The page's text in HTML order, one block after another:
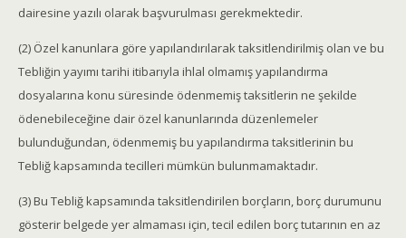
dairesine yazılı olarak başvurulması gerekmektedir.
(2) Özel kanunlara göre yapılandırılarak taksitlendirilmiş olan ve bu
Tebliğin yayımı tarihi itibarıyla ihlal olmamış yapılandırma
dosyalarına konu süresinde ödenmemiş taksitlerin ne şekilde
ödenebileceğine dair özel kanunlarında düzenlemeler
bulunduğundan, ödenmemiş bu yapılandırma taksitlerinin bu
Tebliğ kapsamında tecilleri mümkün bulunmamaktadır.
(3) Bu Tebliğ kapsamında taksitlendirilen borçların, borç durumunu
gösterir belgede yer almaması için, tecil edilen borç tutarının en az